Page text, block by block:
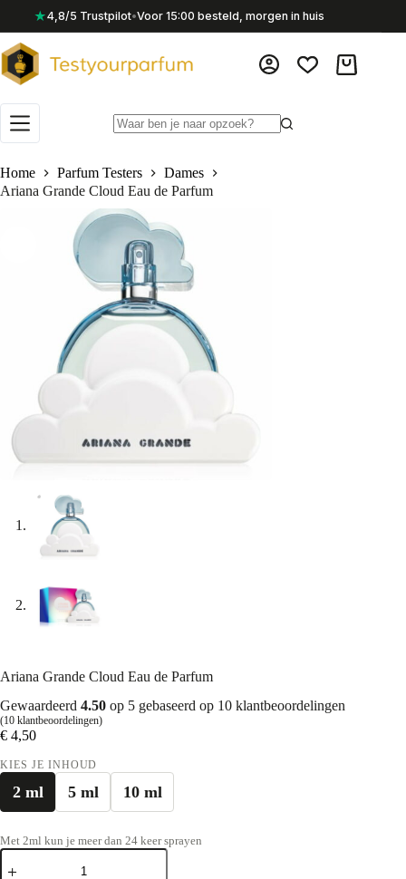
inhoud
★4,8/5 Trustpilot•Voor 15:00 besteld, morgen in huis
Home
Parfum Testers
Dames
Ariana Grande Cloud Eau de Parfum
Ariana Grande Cloud Eau de Parfum
Gewaardeerd 4.50 op 5 gebaseerd op 10 klantbeoordelingen
(10 klantbeoordelingen)
€ 4,50
KIES JE INHOUD
2 ml 5 ml 10 ml
Met 2ml kun je meer dan 24 keer sprayen
Ariana
Grande